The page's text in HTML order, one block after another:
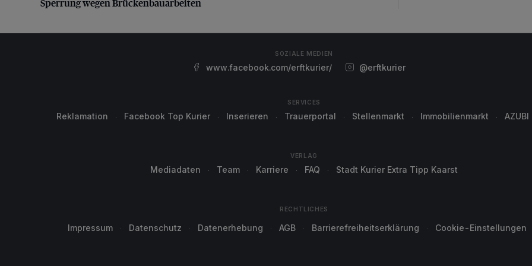
Sperrung wegen Brückenbauarbeiten
SOZIALE MEDIEN
www.facebook.com/erftkurier/ @erftkurier
SERVICES
Reklamation Facebook Top Kurier Inserieren Trauerportal Stellenmarkt Immobilienmarkt AZUBI
VERLAG
Mediadaten Team Karriere FAQ Stadt Kurier Extra Tipp Kaarst
RECHTLICHES
Impressum Datenschutz Datenerhebung AGB Barrierefreiheitserklärung Cookie-Einstellungen